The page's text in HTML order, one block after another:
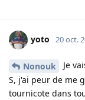
yoto 20 oct.
Nonouk
Je
S, j'ai peur de me
tournicote dans